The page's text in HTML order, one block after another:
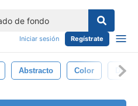
Iniciar sesión Regístrate
Abstracto Color